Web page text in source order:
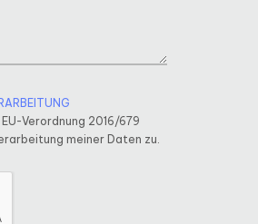
EU-Verordnung 2016/679
meiner Daten zu.